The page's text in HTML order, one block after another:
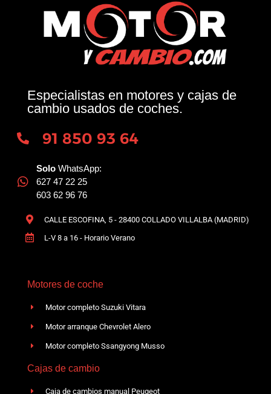
Especialistas en motores y cajas de
cambio usados de coches.
91 850 93 64
Solo WhatsApp:
627 47 22 25
603 62 96 76
CALLE ESCOFINA, 5 - 28400 COLLADO VILLALBA (MADRID)
L-V 8 a 16 - Horario Verano
Motores de coche
Motor completo Suzuki Vitara
Motor arranque Chevrolet Alero
Motor completo Ssangyong Musso
Cajas de cambio
Caja de cambios manual Peugeot